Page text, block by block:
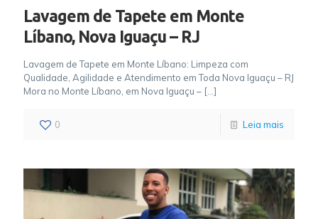
Lavagem de Tapete em Monte
Líbano, Nova Iguaçu – RJ
Lavagem de Tapete em Monte Líbano: Limpeza com
Qualidade, Agilidade e Atendimento em Toda Nova Iguaçu – RJ
Mora no Monte Líbano, em Nova Iguaçu – […]
0 Leia mais